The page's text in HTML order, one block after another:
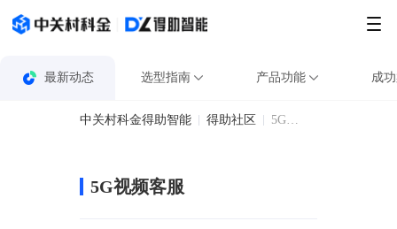
最新动态 选型指南 产品功能 成
中关村科金得助智能 得助社区 5G视频客服
5G视频客服